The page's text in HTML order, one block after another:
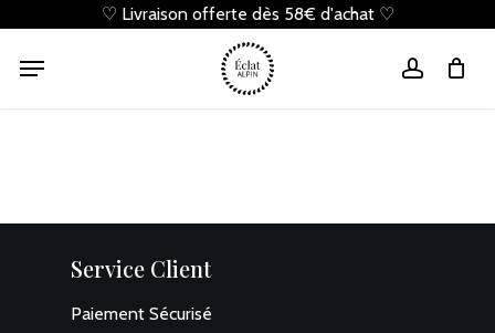
♡ Livraison offerte dès 58€ d'achat ♡
main
account
Menu Cart
Service Client
Paiement Sécurisé